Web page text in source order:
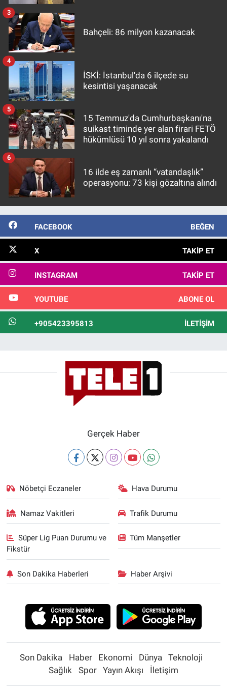
Bahçeli: 86 milyon kazanacak
3
İSKİ: İstanbul'da 6 ilçede su
kesintisi yaşanacak
4
15 Temmuz'da Cumhurbaşkanı'na
suikast timinde yer alan firari FETÖ
hükümlüsü 10 yıl sonra yakalandı
5
16 ilde eş zamanlı “vatandaşlık”
operasyonu: 73 kişi gözaltına alındı
6
FACEBOOK BEĞEN
X TAKIP ET
INSTAGRAM TAKIP ET
YOUTUBE ABONE OL
+905423395813 İLETIŞIM
Gerçek Haber
Nöbetçi Eczaneler Hava Durumu
Namaz Vakitleri Trafik Durumu
Süper Lig Puan Durumu ve
Fikstür
Tüm Manşetler
Son Dakika Haberleri Haber Arşivi
Son Dakika Haber Ekonomi Dünya
Teknoloji
Sağlık
Spor Yayın Akışı İletişim